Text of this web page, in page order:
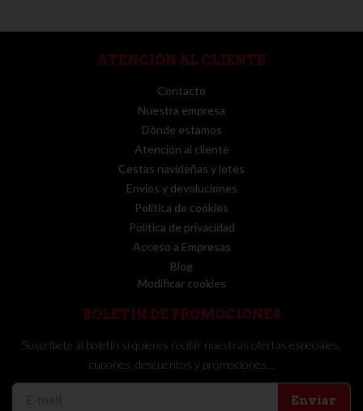
ATENCIÓN AL CLIENTE
Contacto
Nuestra empresa
Dónde estamos
Atención al cliente
Cestas navideñas y lotes
Envíos y devoluciones
Política de cookies
Política de privacidad
Acceso a Empresas
Blog
Modificar cookies
BOLETÍN DE PROMOCIONES
Suscríbete al boletín si quieres recibir nuestras ofertas especiales,
cupones, descuentos y promociones…
Enviar